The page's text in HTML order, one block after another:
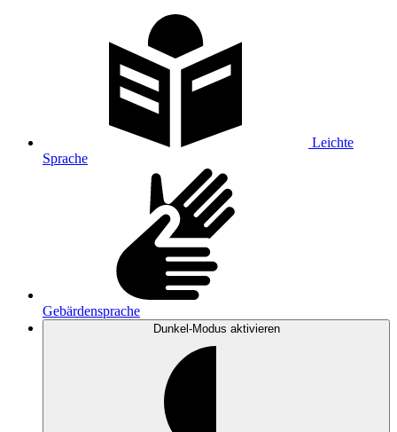
Leichte
Sprache
Gebärdensprache
Dunkel-Modus aktivieren